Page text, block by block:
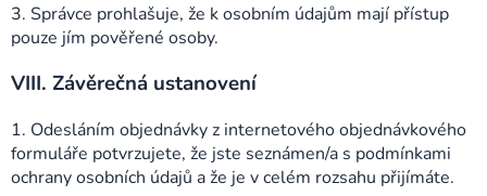
3. Správce prohlašuje, že k osobním údajům mají přístup
pouze jím pověřené osoby.
VIII. Závěrečná ustanovení
1. Odesláním objednávky z internetového objednávkového
formuláře potvrzujete, že jste seznámen/a s podmínkami
ochrany osobních údajů a že je v celém rozsahu přijímáte.